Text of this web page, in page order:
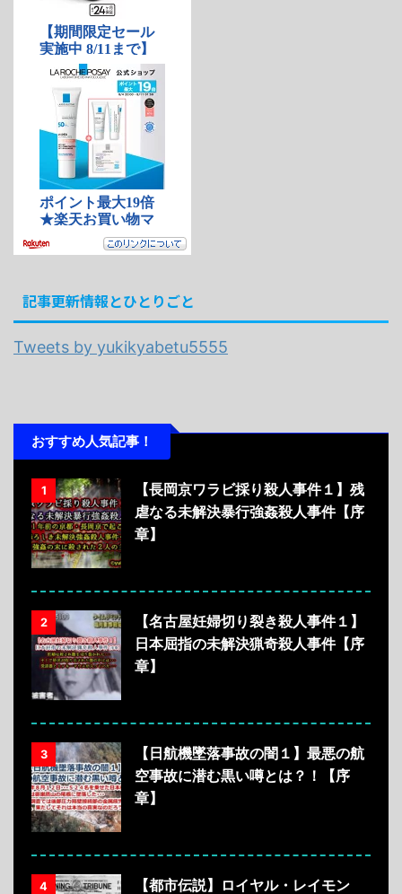
記事更新情報とひとりごと
Tweets by yukikyabetu5555
おすすめ人気記事！
1
【長岡京ワラビ採り殺人事件１】残
虐なる未解決暴行強姦殺人事件【序
章】
2
【名古屋妊婦切り裂き殺人事件１】
日本屈指の未解決猟奇殺人事件【序
章】
3
【日航機墜落事故の闇１】最悪の航
空事故に潜む黒い噂とは？！【序
章】
4 【都市伝説】ロイヤル・レイモン